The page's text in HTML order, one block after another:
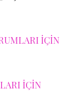
İÇİN
İÇİN